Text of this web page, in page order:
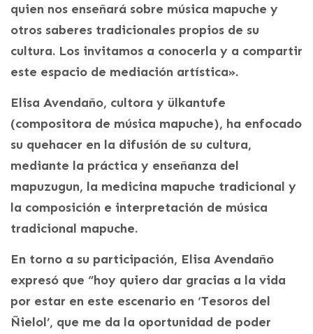
quien nos enseñará sobre música mapuche y
otros saberes tradicionales propios de su
cultura. Los invitamos a conocerla y a compartir
este espacio de mediación artística».
Elisa Avendaño, cultora y ülkantufe
(compositora de música mapuche), ha enfocado
su quehacer en la difusión de su cultura,
mediante la práctica y enseñanza del
mapuzugun, la medicina mapuche tradicional y
la composición e interpretación de música
tradicional mapuche.
En torno a su participación, Elisa Avendaño
expresó que “hoy quiero dar gracias a la vida
por estar en este escenario en ‘Tesoros del
Ñielol’, que me da la oportunidad de poder